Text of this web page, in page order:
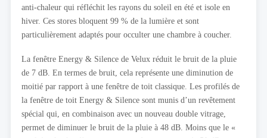
anti-chaleur qui réfléchit les rayons du soleil en été et isole en
hiver. Ces stores bloquent 99 % de la lumière et sont
particulièrement adaptés pour occulter une chambre à coucher.
La fenêtre Energy & Silence de Velux réduit le bruit de la pluie
de 7 dB. En termes de bruit, cela représente une diminution de
moitié par rapport à une fenêtre de toit classique. Les profilés de
la fenêtre de toit Energy & Silence sont munis d’un revêtement
spécial qui, en combinaison avec un nouveau double vitrage,
permet de diminuer le bruit de la pluie à 48 dB. Moins que le «